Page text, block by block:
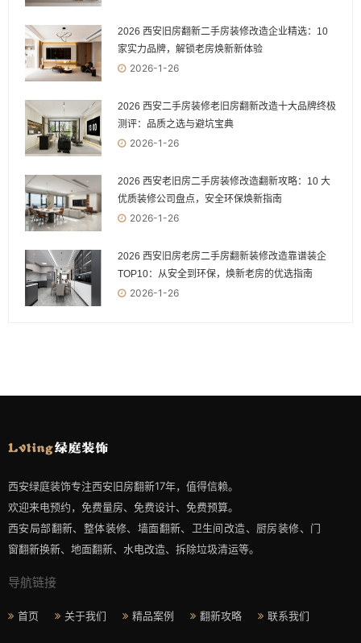
2026 西安旧房翻新二手房装修改造企业精选：10
家实力品牌，解锁老房焕新新体验
2026-1-26
2026 西安二手房装修老旧房翻新改造十大品牌终极
测评：品质之选与避坑宝典
2026-1-26
2026 西安老旧房二手房装修改造翻新攻略：10 大
优质装修公司盘点，安全环保焕新指南
2026-1-26
2026 西安旧房老房二手房翻新装修改造靠谱装企
TOP10：从安全到环保，焕新老房的优选指南
2026-1-26
西安绿庭装饰专注西安旧房翻新17年，值得信赖。
欢迎来电预约，免费量房、免费设计、免费预算。
西安局部翻新、整体装修、墙面翻新、卫生间改造、厨房装修、门
窗翻新换新、地面翻新、水电改造、拆除垃圾清运等。
导航链接
首页 关于我们 精品案例 翻新攻略 联系我们